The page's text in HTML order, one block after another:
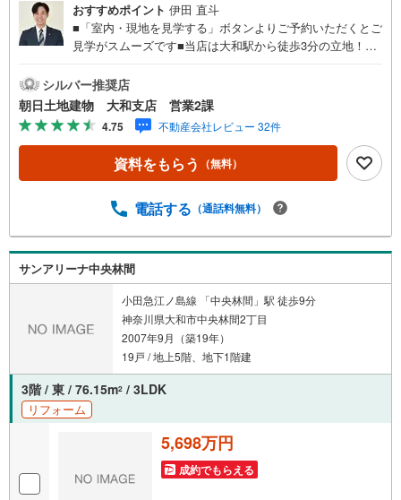
おすすめポイント 伊田 直斗
■「室内・現地を見学する」ボタンよりご予約いただくとご
見学がスムーズです■当店は大和駅から徒歩3分の立地！青
ったキッズコーナーやおむつ替えができる授乳室も完備お
子様連れでも安心です。提携駐車場もございます■ご来場の
際は、事前にご予約をお願いします■「室内・現地を見学す
る」ボタンよりご予約頂くとスムーズ！■現地ご案内■お客
様の貴重なお時間の中でご希望の情報をご案内します。お
およその所要時間や内容は下記をご参考ください〇ご希望
現地/物件見学（30分～）〇周辺環境のご紹介（30分～）■
設計致します。私達は様々なご要望にお応え致します！
【コロナウイルス予防対策実施中】〇ご入店時の検温とア
ルコール除菌を設置しております〇接客ブースでは、お席
の間隔を通常より広くお取りします〇全営業車に乗降車時
の消毒、除菌シート等を常備しております〇物件見学用に
使い捨てスリッパ・使い捨て手袋をご用意します。
シルバー推奨店
朝日土地建物 大和支店 営業2課
4.75 不動産会社レビュー 32件
資料をもらう （無料）
電話する （通話料無料）
サンアリーナ中央林間
小田急江ノ島線 「中央林間」駅 徒歩9分
神奈川県大和市中央林間2丁目
2007年9月（築19年）
19戸 / 地上5階、地下1階建
3階 / 東 / 76.15m2 / 3LDK
リフォーム
5,698万円
成約でもらえる